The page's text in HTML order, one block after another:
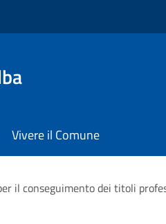
Vivere il Comune
il conseguimento dei titoli